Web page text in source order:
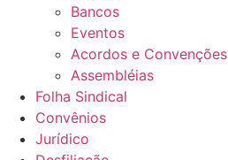
Bancos
Eventos
Acordos e Convenções
Assembléias
Folha Sindical
Convênios
Jurídico